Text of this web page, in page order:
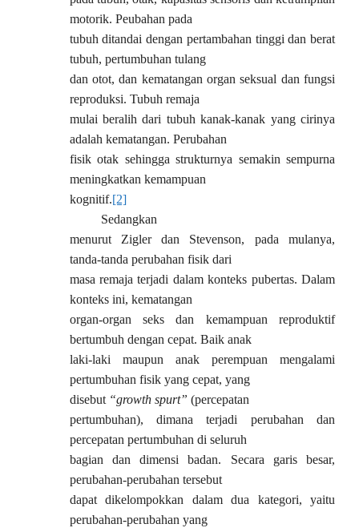
motorik. Peubahan pada
tubuh ditandai dengan pertambahan tinggi dan berat
tubuh, pertumbuhan tulang
dan otot, dan kematangan organ seksual dan fungsi
reproduksi. Tubuh remaja
mulai beralih dari tubuh kanak-kanak yang cirinya
adalah kematangan. Perubahan
fisik otak sehingga strukturnya semakin sempurna
meningkatkan kemampuan
kognitif.[2]
Sedangkan
menurut Zigler dan Stevenson, pada mulanya,
tanda-tanda perubahan fisik dari
masa remaja terjadi dalam konteks pubertas. Dalam
konteks ini, kematangan
organ-organ seks dan kemampuan reproduktif
bertumbuh dengan cepat. Baik anak
laki-laki maupun anak perempuan mengalami
pertumbuhan fisik yang cepat, yang
disebut “growth spurt” (percepatan
pertumbuhan), dimana terjadi perubahan dan
percepatan pertumbuhan di seluruh
bagian dan dimensi badan. Secara garis besar,
perubahan-perubahan tersebut
dapat dikelompokkan dalam dua kategori, yaitu
perubahan-perubahan yang